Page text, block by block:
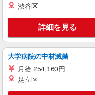
株式会社シエロ
【ソフト
時給
（規定あり） ゜+゜・。○。・゜+゜・
+゜ 入社祝い
頂くと, イン
い・週払
+゜・。○
キープ
渋谷区
詳細を見る
大学病院の中材滅菌
月給 254,160円
足立区